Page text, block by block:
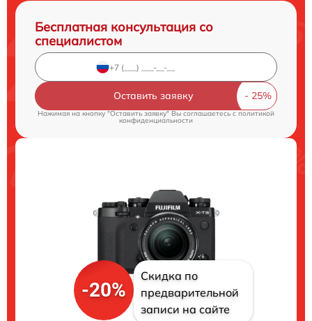
Бесплатная консультация со
специалистом
Оставить заявку
Нажимая на кнопку "Оставить заявку" Вы соглашаетесь c политикой
конфиденциальности
-20%
Скидка по
предварительной
записи на сайте